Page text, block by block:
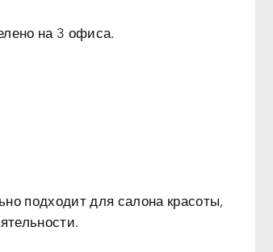
на 3 офиса.
подходит для салона красоты,